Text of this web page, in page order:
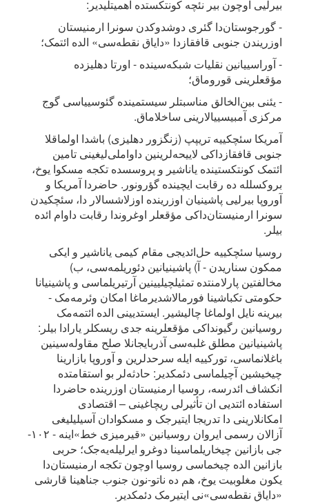
بیرلیی اوچون بیر نئچه کونتکستده اهمیتلیدیر:
- گورجوستان‌دا گئری دوشدوکدن سونرا ارمنیستان
اوزریندن جنوبی قافقازدا «دایاق نقطه‌سی» الده ائتمک؛
- آوراسییانین نقلیات شبکه‌سینده - اورتا دهلیزده
مؤقعلرینی قوروماق؛
- یئنی بین‌الخالق مناسبتلر سیستمینده گئوسییاسی گوج
مرکزی آمبیسییالارینی ساخلاماق.
آمریکا سئچکییه تریپپ (زنگزور دهلیزی) باشدا اولماقلا
جنوبی قافقازداکی لاییحه‌لرینین داواملی‌لیغینی تامین
ائتمک کونتکستینده یاناشیر و پروسسده تکجه مسکوا یوخ،
بروکسلله ده رقابت ایچینده گؤرونور. حاضردا آمریکا و
آوروپا بیرلیی پاشینیان اوزرینده اوزلاشسالار دا، سئچکیدن
سونرا ارمنیستان‌داکی مؤقعلر اوغروندا رقابت داوام ائده
بیلر.
روسیا سئچکییه حل‌ائدیجی مقام کیمی یاناشیر و ایکی
ممکون سناریدن - آ) پاشینیانین دئوریلمه‌سی، ب)
مخالفتین پارلامنتده تمثیلچیلیینین آرتیریلماسی و پاشینیانا
حکومتی تکباشینا فورمالاشدیرماغا امکان وئرمه‌مک -
بیرینه نایل اولماغا چالیشیر. ایستدیینی الده ائتمه‌مک
روسیانین رگیونداکی مؤقعلرینه جدی ریسکلر یارادا بیلر:
پاشینیانین مطلق غلبه‌سی آذربایجانلا صلح مقاوله‌سینین
باغلانماسی، تورکییه ایله سرحدلرین و آوروپا بازارینا
چیخیشین آچیلماسی دئمکدیر: حادثه‌لر بو استقامتده
انکشاف ائدرسه، روسیا ارمنیستان اوزرینده حاضردا
استفاده ائتدیی ان تأثیرلی ریچاغینی – اقتصادی
امکانلارینی دا تدریجا ایتیرجک و مسکوادان آسیلیلیغی
آزالان رسمی ایروان روسیانین «قیرمیزی خط»اینه - ۱۰۲-
جی بازانین چیخاریلماسینا دوغرو ایر‌لیله‌یه‌جک؛ حربی
بازانین الده چیخماسی روسیا اوچون تکجه ارمنیستان‌دا
یکون مغلوبیت یوخ، هم ده ناتو-نون جنوب جناهینا قارشی
«دایاق نقطه‌سی»نی ایتیرمک دئمکدیر.